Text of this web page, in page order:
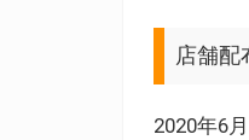
店舗配
2020年6